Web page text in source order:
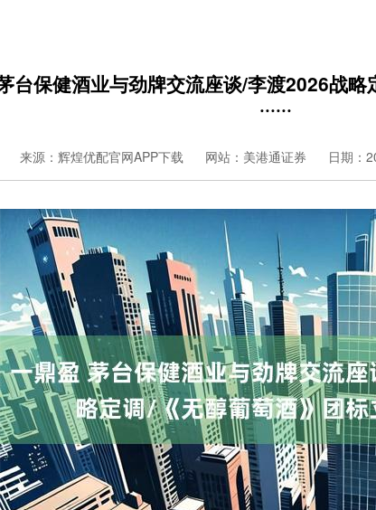
台保健酒业与劲牌交流座谈/李渡2026战
······
来源：辉煌优配官网APP下载 网站：美港通证券 日期：